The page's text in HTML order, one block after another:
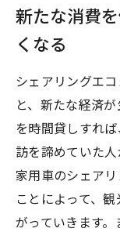
新たな消費
くなる
シェアリングエ
と、新たな経済
を時間貸しすれ
訪を諦めていた
家用車のシェア
ことによって、
がっていきます。